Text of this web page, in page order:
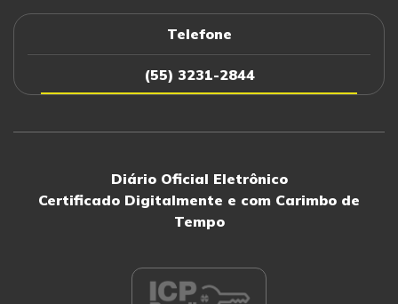
Telefone
(55) 3231-2844
Diário Oficial Eletrônico
Certificado Digitalmente e com Carimbo de
Tempo